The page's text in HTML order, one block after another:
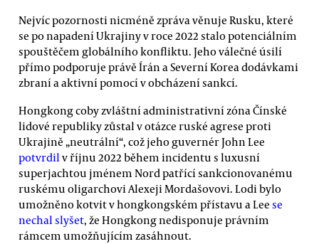
Nejvíc pozornosti nicméně zpráva věnuje Rusku, které
se po napadení Ukrajiny v roce 2022 stalo potenciálním
spouštěčem globálního konfliktu. Jeho válečné úsilí
přímo podporuje právě Írán a Severní Korea dodávkami
zbraní a aktivní pomocí v obcházení sankcí.
Hongkong coby zvláštní administrativní zóna Čínské
lidové republiky zůstal v otázce ruské agrese proti
Ukrajině „neutrální“, což jeho guvernér John Lee
potvrdil v říjnu 2022 během incidentu s luxusní
superjachtou jménem Nord patřící sankcionovanému
ruskému oligarchovi Alexeji Mordašovovi. Lodi bylo
umožněno kotvit v hongkongském přístavu a Lee se
nechal slyšet, že Hongkong nedisponuje právním
rámcem umožňujícím zasáhnout.